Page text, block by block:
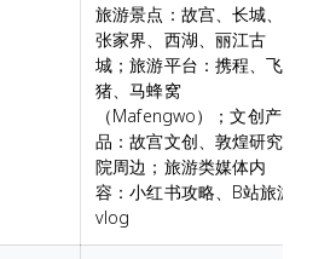
旅游景点：故宫、长城、
张家界、西湖、丽江古
城；旅游平台：携程、飞
猪、马蜂窝
（Mafengwo）；文创产
品：故宫文创、敦煌研究
院周边；旅游类媒体内
容：小红书攻略、B站旅游
vlog